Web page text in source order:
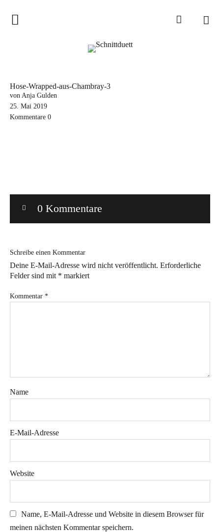
Home
Schnittduett Magazin
Tipps zur Schnittanpassung
Wir sagen Danke und Good
Kontakt
Hose-Wrapped-aus-Chambray-3
von Anja Gulden
25. Mai 2019
Kommentare 0
0 Kommentare
Schreibe einen Kommentar
Deine E-Mail-Adresse wird nicht veröffentlicht. Erforderliche
Felder sind mit * markiert
Kommentar *
Name
E-Mail-Adresse
Website
Name, E-Mail-Adresse und Website in diesem Browser für
meinen nächsten Kommentar speichern.